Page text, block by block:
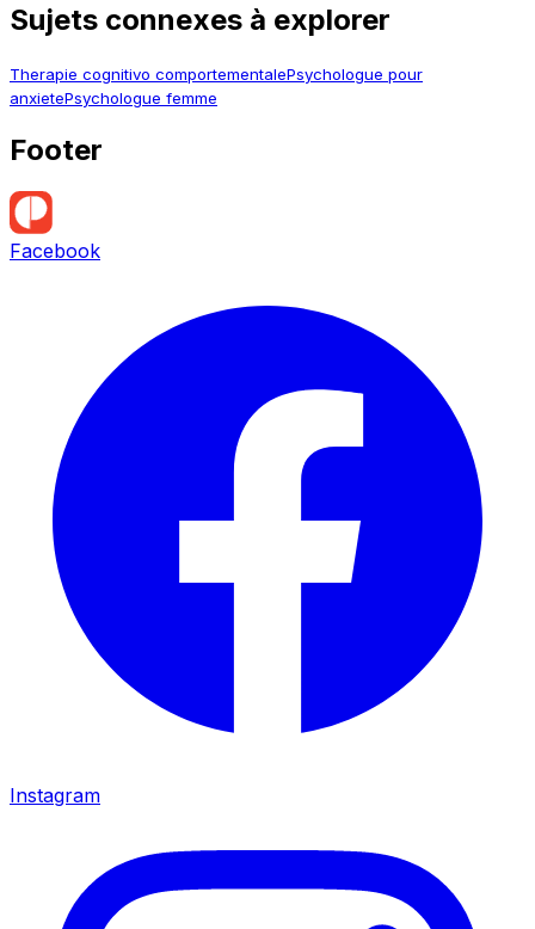
Sujets connexes à explorer
Therapie cognitivo comportementalePsychologue pour
anxietePsychologue femme
Footer
Facebook
Instagram